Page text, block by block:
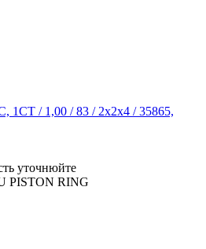
1CT / 1,00 / 83 / 2x2x4 / 35865,
уточнюйте
PISTON RING